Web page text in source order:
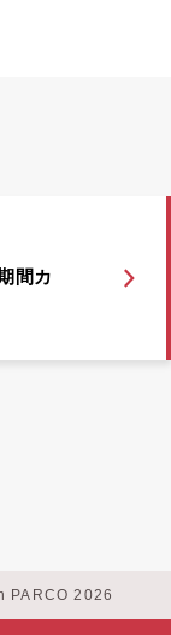
間カ
PARCO 2026